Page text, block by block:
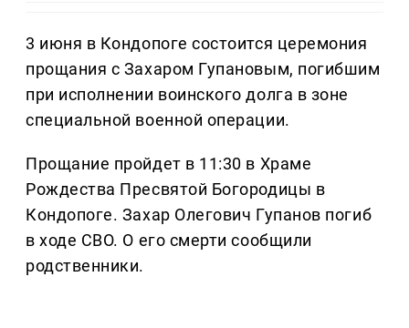
3 июня в Кондопоге состоится церемония
прощания с Захаром Гупановым, погибшим
при исполнении воинского долга в зоне
специальной военной операции.
Прощание пройдет в 11:30 в Храме
Рождества Пресвятой Богородицы в
Кондопоге. Захар Олегович Гупанов погиб
в ходе СВО. О его смерти сообщили
родственники.